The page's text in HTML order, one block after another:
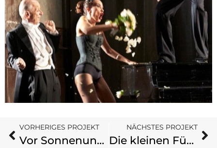
VORHERIGES PROJEKT
Vor Sonnenuntergang
NÄCHSTES PROJEKT
Die kleinen Füchse